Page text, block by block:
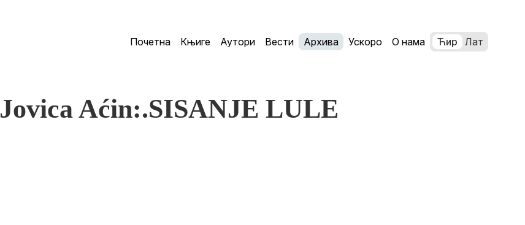
Почетна Књиге Аутори Вести Архива Ускоро О нама Ћир Лат
Jovica Aćin:.SISANJE LULE